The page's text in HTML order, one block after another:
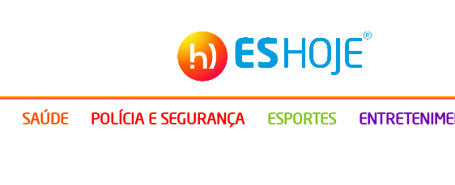
SAÚDE POLÍCIA E SEGURANÇA ESPORTES